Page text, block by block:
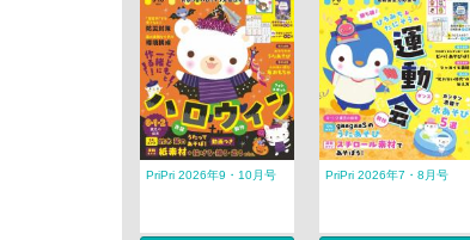
PriPri 2026年9・10月号 PriPri 2026年7・8月号